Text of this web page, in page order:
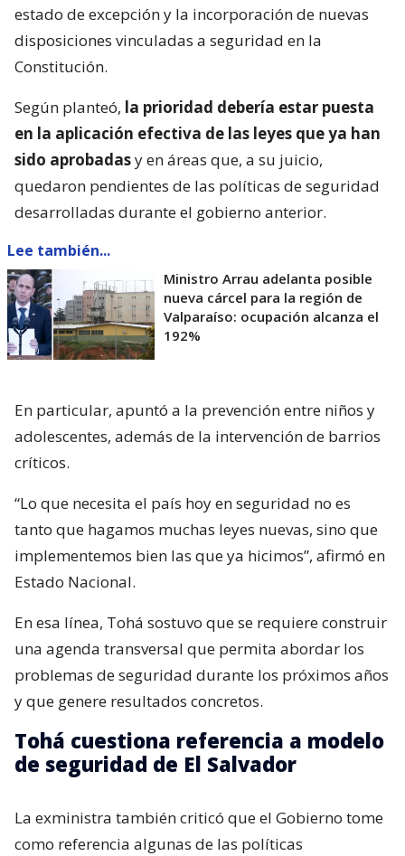
estado de excepción y la incorporación de nuevas
disposiciones vinculadas a seguridad en la
Constitución.
Según planteó, la prioridad debería estar puesta
en la aplicación efectiva de las leyes que ya han
sido aprobadasy en áreas que, a su juicio,
quedaron pendientes de las políticas de seguridad
desarrolladas durante el gobierno anterior.
Lee también...
Ministro Arrau adelanta posible
nueva cárcel para la región de
Valparaíso: ocupación alcanza el
192%
En particular, apuntó a la prevención entre niños y
adolescentes, además de la intervención de barrios
críticos.
“Lo que necesita el país hoy en seguridad no es
tanto que hagamos muchas leyes nuevas, sino que
implementemos bien las que ya hicimos”, afirmó en
Estado Nacional.
En esa línea, Tohá sostuvo que se requiere construir
una agenda transversal que permita abordar los
problemas de seguridad durante los próximos años
y que genere resultados concretos.
Tohá cuestiona referencia a modelo
de seguridad de El Salvador
La exministra también criticó que el Gobierno tome
como referencia algunas de las políticas